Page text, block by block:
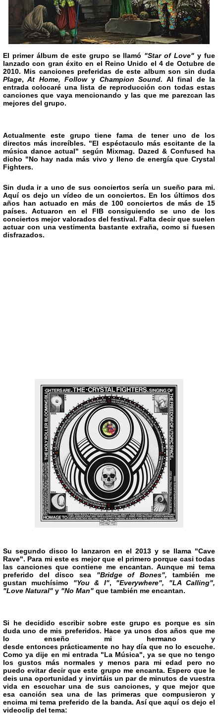
El primer álbum de este grupo se llamó "Star of Love" y fue
lanzado con gran éxito en el Reino Unido el 4 de Octubre de
2010. Mis canciones preferidas de este album son sin duda
Plage, At Home, Followy Champion Sound.Al final de la
entrada colocaré una lista de reproducción con todas estas
canciones que vaya mencionando y las que me parezcan las
mejores del grupo.
Actualmente este grupo tiene fama de tener uno de los
directos más increíbles. "El espéctaculo más escitante de la
música dance actual" según Mixmag. Dazed & Confused ha
dicho "No hay nada más vivo y lleno de energía que Crystal
Fighters.
Sin duda ir a uno de sus conciertos sería un sueño para mi.
Aquí os dejo un vídeo de un conciertos. En los últimos dos
años han actuado en más de 100 conciertos de más de 15
países. Actuaron en el FIB consiguiendo se uno de los
conciertos mejor valorados del festival. Falta decir que suelen
actuar con una vestimenta bastante extraña, como si fuesen
disfrazados.
Su segundo disco lo lanzaron en el 2013 y se llama "Cave
Rave". Para mi este es mejor que el primero porque casi todas
las canciones que contiene me encantan. Aunque mi tema
preferido del disco sea "Bridge of Bones", también me
gustan muchísimo "You & I", "Everywhere", "LA Calling",
"Love Natural" y "No Man" que también me encantan.
Si he decidido escribir sobre este grupo es porque es sin
duda uno de mis preferidos. Hace ya unos dos años que me
lo enseño mi hermano y
desde entonces prácticamente no hay día que no lo escuche.
Como ya dije en mi entrada "La Música", ya se que no tengo
los gustos más normales y menos para mi edad pero no
puedo evitar decir que este grupo me encanta. Espero que le
deis una oportunidad y invirtáis un par de minutos de vuestra
vida en escuchar una de sus canciones, y que mejor que
esa canción sea una de las primeras que compusieron y
encima mi tema preferido de la banda. Así que aquí os dejo el
videoclip del tema: